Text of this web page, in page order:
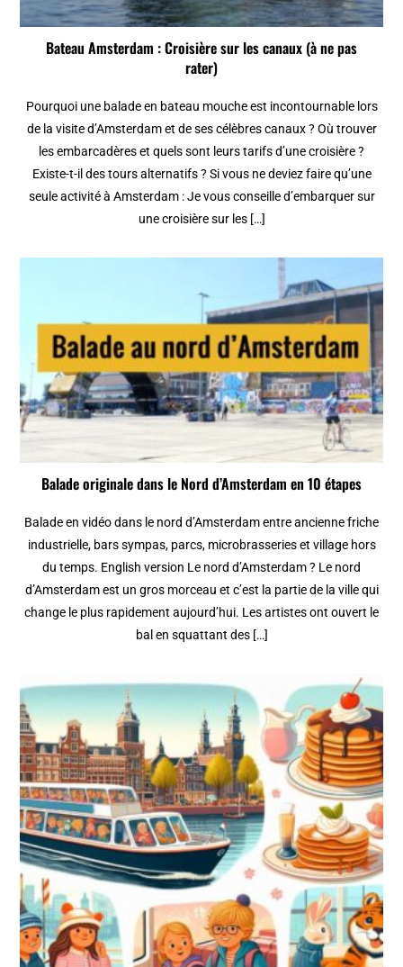
Bateau Amsterdam : Croisière sur les canaux (à ne pas
rater)
Pourquoi une balade en bateau mouche est incontournable lors
de la visite d’Amsterdam et de ses célèbres canaux ? Où trouver
les embarcadères et quels sont leurs tarifs d’une croisière ?
Existe-t-il des tours alternatifs ? Si vous ne deviez faire qu’une
seule activité à Amsterdam : Je vous conseille d’embarquer sur
une croisière sur les […]
Balade originale dans le Nord d’Amsterdam en 10 étapes
Balade en vidéo dans le nord d’Amsterdam entre ancienne friche
industrielle, bars sympas, parcs, microbrasseries et village hors
du temps. English version Le nord d’Amsterdam ? Le nord
d’Amsterdam est un gros morceau et c’est la partie de la ville qui
change le plus rapidement aujourd’hui. Les artistes ont ouvert le
bal en squattant des […]